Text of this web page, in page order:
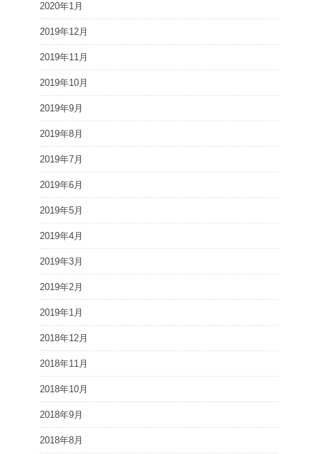
2020年1月
2019年12月
2019年11月
2019年10月
2019年9月
2019年8月
2019年7月
2019年6月
2019年5月
2019年4月
2019年3月
2019年2月
2019年1月
2018年12月
2018年11月
2018年10月
2018年9月
2018年8月